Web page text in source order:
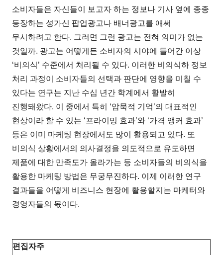
소비자들은 자신들이 보고자 하는 정보나 기사 옆에 종종
등장하는 성가신 팝업광고나 배너광고를 애써
무시하려고 한다. 그러면 그런 광고는 전혀 의미가 없는
것일까. 광고는 어떻게든 소비자의 시야에 들어간 이상
‘비의식’ 수준에서 처리될 수 있다. 이러한 비의식하 정보
처리 과정이 소비자들의 선택과 판단에 영향을 미칠 수
있다는 연구는 지난 수십 년간 학계에서 활발히
진행돼왔다. 이 중에서 특히 ‘암묵적 기억’의 대표적인
현상이라 할 수 있는 ‘프라이밍 효과’와 ‘가격 앵커 효과’
등은 이미 마케팅 현장에서도 많이 활용되고 있다. 또
비의식 상황에서의 의사결정을 의도적으로 유도하면
제품에 대한 만족도가 올라가는 등 소비자들의 비의식을
활용한 마케팅 방법은 무궁무진하다. 이제 이러한 연구
결과들을 어떻게 비즈니스 현장에 활용할지는 마케터와
경영자들의 몫이다.
편집자주